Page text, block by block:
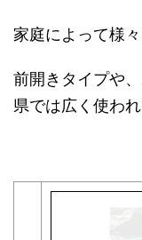
家庭によって様
前開きタイプや
県では広く使われ